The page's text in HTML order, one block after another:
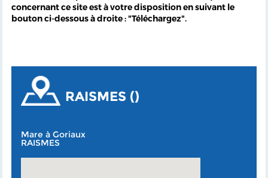
concernant ce site est à votre disposition en suivant le
bouton ci-dessous à droite : "Téléchargez".
RAISMES ()
Mare à Goriaux
RAISMES